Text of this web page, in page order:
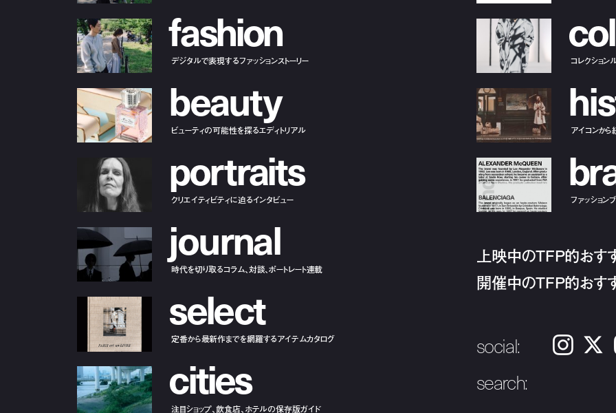
fashion
デジタルで表現するファッションストーリー
beauty
ビューティの可能性を探るエディトリアル
portraits
クリエイティビティに迫るインタビュー
journal
時代を切り取るコラム、対談、ポートレート連載
select
定番から最新作までを網羅するアイテムカタログ
cities
注目ショップ、飲食店、ホテルの保存版ガイド
col
コレクション
his
アイコンから
br
ファッション
上映中のTFP的おす
開催中のTFP的おす
social: Instagram 𝕏
search: